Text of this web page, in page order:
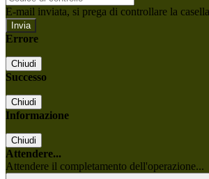
E-mail inviata, si prega di controllare la
Errore
Chiudi
Successo
Chiudi
Informazione
Chiudi
Attendere...
Attendere il completamento dell'operazione...